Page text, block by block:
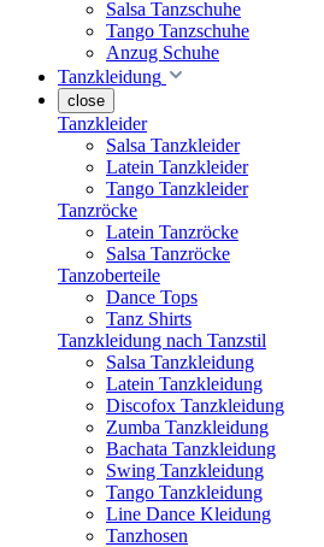
Salsa Tanzschuhe
Tango Tanzschuhe
Anzug Schuhe
Tanzkleidung
close
Tanzkleider
Salsa Tanzkleider
Latein Tanzkleider
Tango Tanzkleider
Tanzröcke
Latein Tanzröcke
Salsa Tanzröcke
Tanzoberteile
Dance Tops
Tanz Shirts
Tanzkleidung nach Tanzstil
Salsa Tanzkleidung
Latein Tanzkleidung
Discofox Tanzkleidung
Zumba Tanzkleidung
Bachata Tanzkleidung
Swing Tanzkleidung
Tango Tanzkleidung
Line Dance Kleidung
Tanzhosen